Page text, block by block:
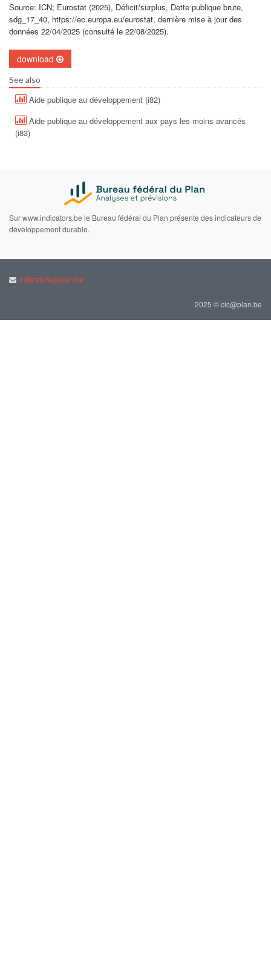
Source: ICN; Eurostat (2025), Déficit/surplus, Dette publique brute,
sdg_17_40, https://ec.europa.eu/eurostat, dernière mise à jour des
données 22/04/2025 (consulté le 22/08/2025).
download
See also
Aide publique au développement (i82)
Aide publique au développement aux pays les moins avancés
(i83)
Sur www.indicators.be le Bureau fédéral du Plan présente des indicateurs de
développement durable.
indicators@plan.be
2025 © cic@plan.be